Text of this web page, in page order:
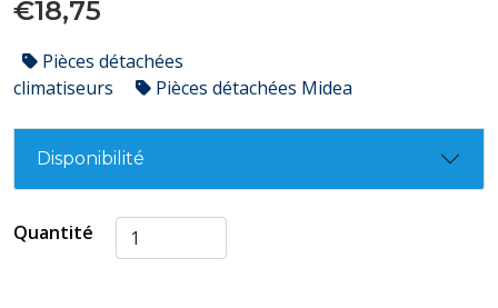
€18,75
Pièces détachées
climatiseurs
Pièces détachées Midea
Disponibilité
Quantité